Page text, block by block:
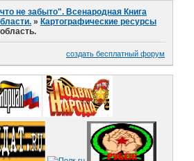
не забыто". Всенародная Книга
» Картографические ресурсы
создать бесплатный форум